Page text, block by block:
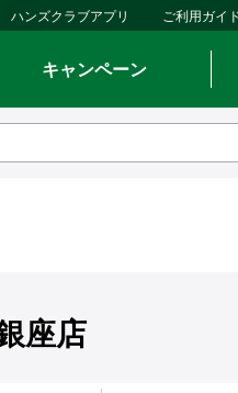
ハンズクラブアプリ ご利用ガイ
キャンペーン
座店